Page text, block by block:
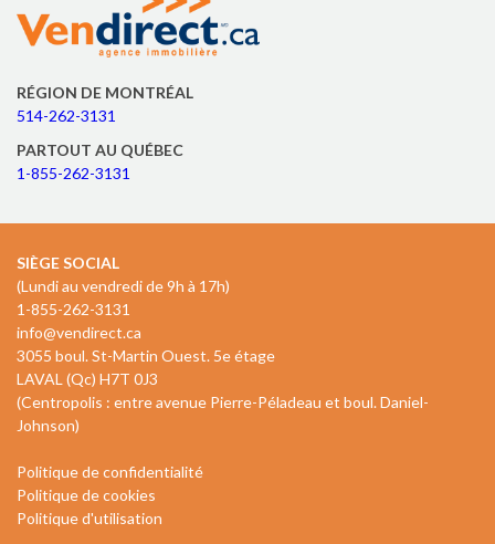
RÉGION DE MONTRÉAL
514-262-3131
PARTOUT AU QUÉBEC
1-855-262-3131
SIÈGE SOCIAL
(Lundi au vendredi de 9h à 17h)
1-855-262-3131
info@vendirect.ca
3055 boul. St-Martin Ouest. 5e étage
LAVAL (Qc) H7T 0J3
(Centropolis : entre avenue Pierre-Péladeau et boul. Daniel-
Johnson)
Politique de confidentialité
Politique de cookies
Politique d'utilisation